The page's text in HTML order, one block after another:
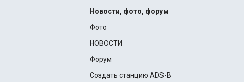
Новости, фото, форум
Фото
НОВОСТИ
Форум
Создать станцию ADS-B